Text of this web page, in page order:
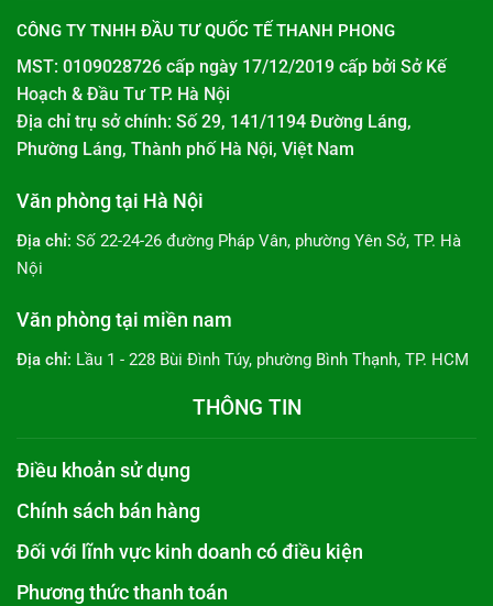
CÔNG TY TNHH ĐẦU TƯ QUỐC TẾ THANH PHONG
MST: 0109028726 cấp ngày 17/12/2019 cấp bởi Sở Kế
Hoạch & Đầu Tư TP. Hà Nội
Địa chỉ trụ sở chính: Số 29, 141/1194 Đường Láng,
Phường Láng, Thành phố Hà Nội, Việt Nam
Văn phòng tại Hà Nội
Địa chỉ: Số 22-24-26 đường Pháp Vân, phường Yên Sở, TP. Hà
Nội
Văn phòng tại miền nam
Địa chỉ: Lầu 1 - 228 Bùi Đình Túy, phường Bình Thạnh, TP. HCM
THÔNG TIN
Điều khoản sử dụng
Chính sách bán hàng
Đối với lĩnh vực kinh doanh có điều kiện
Phương thức thanh toán